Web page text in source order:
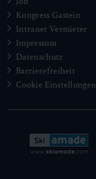
Kongress Gastein
Intranet Vermieter
Impressum
Datenschutz
Barrierefreiheit
Cookie Einstellungen